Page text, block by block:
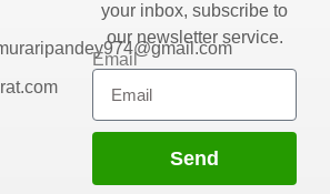
your inbox, subscribe to
our newsletter service.
Email
Send